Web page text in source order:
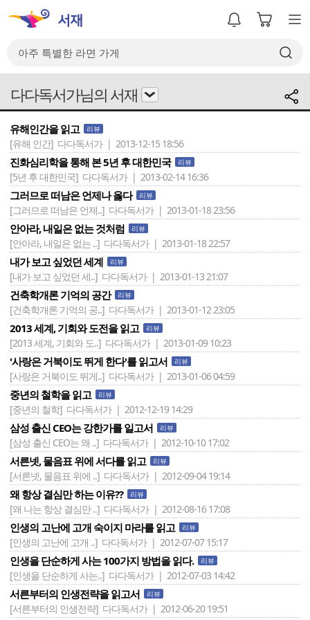
다다독서가님의 서재
유해인간을 읽고 리뷰
[유해 인간] 다다독서가 | 2013-12-15 18:56
진화심리학을 통해 본 5년 후 대한민국 리뷰
[5년 후 대한민국] 다다독서가 | 2013-02-14 16:36
그러므로 떠남은 언제나 옳다 리뷰
[그러므로 떠남은 언제..] 다다독서가 | 2013-01-18 23:56
안아라, 내일은 없는 것처럼 리뷰
[안아라, 내일은 없는 ..] 다다독서가 | 2013-01-18 22:57
내가 보고 싶었던 세계 리뷰
[내가 보고 싶었던 세..] 다다독서가 | 2013-01-13 21:07
건축학개론 기억의 공간 리뷰
[건축학개론 기억의 공..] 다다독서가 | 2013-01-12 23:05
2013 세계, 기회와 도전을 읽고 리뷰
[2013 세계, 기회와 도..] 다다독서가 | 2013-01-09 10:23
'사랑은 거북이도 뛰게 한다'를 읽고서 리뷰
[사랑은 거북이도 뛰게..] 다다독서가 | 2013-01-06 04:59
중년의 철학을 읽고 리뷰
[중년의 철학] 다다독서가 | 2012-12-19 14:29
삼성 출신 CEO는 강한가를 일고서 리뷰
[삼성 출신 CEO는 왜 ..] 다다독서가 | 2012-10-10 17:02
서른넷, 물음표 위에 서다를 읽고 리뷰
[서른넷, 물음표 위에 ..] 다다독서가 | 2012-09-04 19:14
왜 항상 결심만 하는 이유?? 리뷰
[왜 나는 항상 결심만 ..] 다다독서가 | 2012-08-16 17:08
인생의 고난에 고개 숙이지 마라를 읽고 리뷰
[인생의 고난에 고개 ..] 다다독서가 | 2012-07-07 15:17
인생을 단순하게 사는 100가지 방법을 읽다. 리뷰
[인생을 단순하게 사는..] 다다독서가 | 2012-07-03 14:42
서른부터의 인생전략을 읽고서 리뷰
[서른부터의 인생전략] 다다독서가 | 2012-06-20 19:51